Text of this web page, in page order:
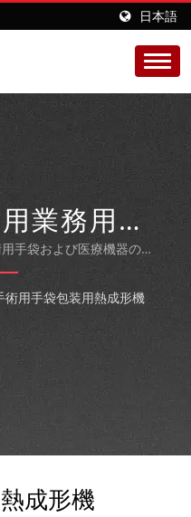
日本語
業務用熱
手袋および医療機器の自
ション
術用手袋包装用熱成形機
成形機